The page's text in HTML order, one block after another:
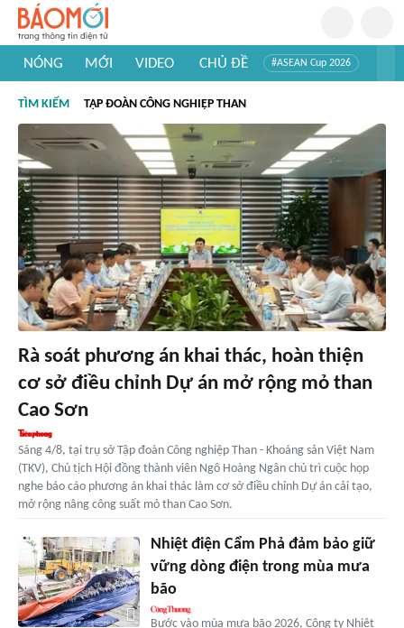
NÓNG MỚI VIDEO CHỦ ĐỀ #ASEAN Cup 2026
#Khám phá thế giới
TÌM KIẾM TẬP ĐOÀN CÔNG NGHIỆP THAN
Rà soát phương án khai thác, hoàn thiện
cơ sở điều chỉnh Dự án mở rộng mỏ than
Cao Sơn
Sáng 4/8, tại trụ sở Tập đoàn Công nghiệp Than - Khoáng sản Việt Nam
(TKV), Chủ tịch Hội đồng thành viên Ngô Hoàng Ngân chủ trì cuộc họp
nghe báo cáo phương án khai thác làm cơ sở điều chỉnh Dự án cải tạo,
mở rộng nâng công suất mỏ than Cao Sơn.
Nhiệt điện Cẩm Phả đảm bảo giữ
vững dòng điện trong mùa mưa
bão
Bước vào mùa mưa bão 2026, Công ty Nhiệt